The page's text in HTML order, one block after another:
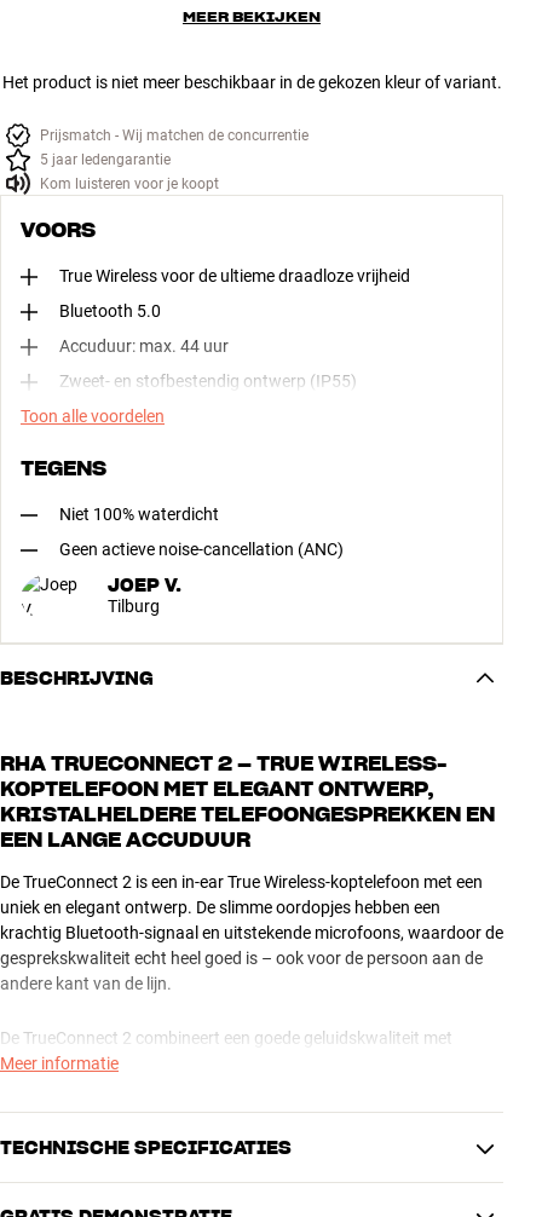
MEER BEKIJKEN
Het product is niet meer beschikbaar in de gekozen kleur of variant.
Prijsmatch - Wij matchen de concurrentie
5 jaar ledengarantie
Kom luisteren voor je koopt
VOORS
True Wireless voor de ultieme draadloze vrijheid
Bluetooth 5.0
Accuduur: max. 44 uur
Zweet- en stofbestendig ontwerp (IP55)
Toon alle voordelen
TEGENS
Niet 100% waterdicht
Geen actieve noise-cancellation (ANC)
JOEP V.
Tilburg
BESCHRIJVING
RHA TRUECONNECT 2 – TRUE WIRELESS-
KOPTELEFOON MET ELEGANT ONTWERP,
KRISTALHELDERE TELEFOONGESPREKKEN EN
EEN LANGE ACCUDUUR
De TrueConnect 2 is een in-ear True Wireless-koptelefoon met een
uniek en elegant ontwerp. De slimme oordopjes hebben een
krachtig Bluetooth-signaal en uitstekende microfoons, waardoor de
gesprekskwaliteit echt heel goed is – ook voor de persoon aan de
andere kant van de lijn.
De TrueConnect 2 combineert een goede geluidskwaliteit met
maximale draadloze vrijheid. Hij zit heel discreet in je oren, is zweet-
en dynamisch met een goede bas en je kunt alle basisfuncties
bedienen met de touchknoppen aan de zijkant van de oordopjes of
Meer informatie
TECHNISCHE SPECIFICATIES